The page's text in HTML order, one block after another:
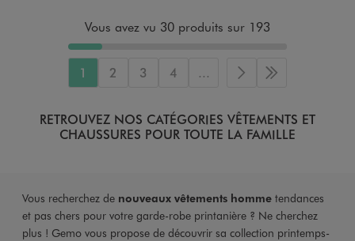
Vous avez vu 30 produits sur 193
1 2 3 4 ... Page suivante
Dernière page
RETROUVEZ NOS CATÉGORIES VÊTEMENTS ET
CHAUSSURES POUR TOUTE LA FAMILLE
Vous recherchez denouveaux vêtements hommetendances
et pas chers pour votre garde-robe printanière ? Ne cherchez
plus ! Gemo vous propose de découvrir sa collection printemps-